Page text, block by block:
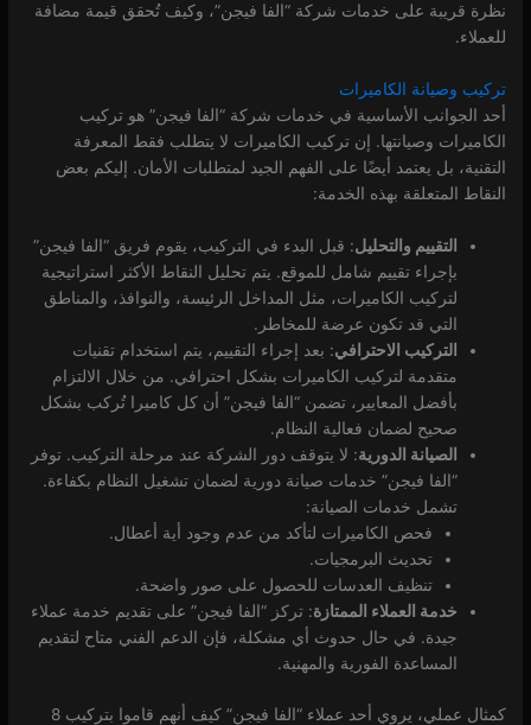
نظرة قريبة على خدمات شركة “الفا فيجن”، وكيف تُحقق قيمة مضافة
للعملاء.
تركيب وصيانة الكاميرات
أحد الجوانب الأساسية في خدمات شركة “الفا فيجن” هو تركيب
الكاميرات وصيانتها. إن تركيب الكاميرات لا يتطلب فقط المعرفة
التقنية، بل يعتمد أيضًا على الفهم الجيد لمتطلبات الأمان. إليكم بعض
النقاط المتعلقة بهذه الخدمة:
التقييم والتحليل: قبل البدء في التركيب، يقوم فريق “الفا فيجن”
بإجراء تقييم شامل للموقع. يتم تحليل النقاط الأكثر استراتيجية
لتركيب الكاميرات، مثل المداخل الرئيسة، والنوافذ، والمناطق
التي قد تكون عرضة للمخاطر.
التركيب الاحترافي: بعد إجراء التقييم، يتم استخدام تقنيات
متقدمة لتركيب الكاميرات بشكل احترافي. من خلال الالتزام
بأفضل المعايير، تضمن “الفا فيجن” أن كل كاميرا تُركب بشكل
صحيح لضمان فعالية النظام.
الصيانة الدورية: لا يتوقف دور الشركة عند مرحلة التركيب. توفر
“الفا فيجن” خدمات صيانة دورية لضمان تشغيل النظام بكفاءة.
تشمل خدمات الصيانة:
فحص الكاميرات لتأكد من عدم وجود أية أعطال.
تحديث البرمجيات.
تنظيف العدسات للحصول على صور واضحة.
خدمة العملاء الممتازة: تركز “الفا فيجن” على تقديم خدمة عملاء
جيدة. في حال حدوث أي مشكلة، فإن الدعم الفني متاح لتقديم
المساعدة الفورية والمهنية.
كمثال عملي، يروي أحد عملاء “الفا فيجن” كيف أنهم قاموا بتركيب 8